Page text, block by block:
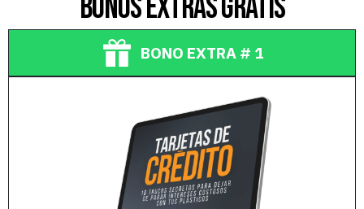
BONO EXTRA # 1